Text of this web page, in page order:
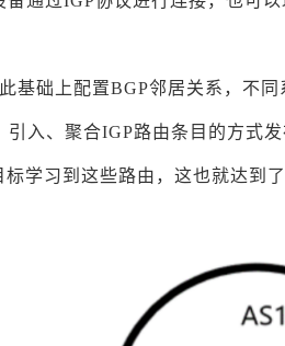
基础上配置BGP邻居关系，不同
入、聚合IGP路由条目的方式发
学习到这些路由，这也就达到